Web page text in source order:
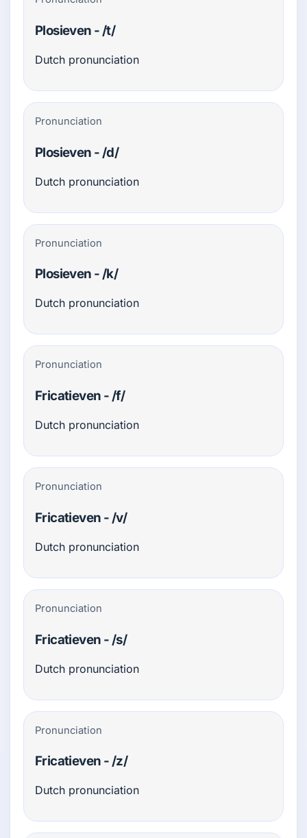
Plosieven - /t/
Dutch pronunciation
Pronunciation
Plosieven - /d/
Dutch pronunciation
Pronunciation
Plosieven - /k/
Dutch pronunciation
Pronunciation
Fricatieven - /f/
Dutch pronunciation
Pronunciation
Fricatieven - /v/
Dutch pronunciation
Pronunciation
Fricatieven - /s/
Dutch pronunciation
Pronunciation
Fricatieven - /z/
Dutch pronunciation